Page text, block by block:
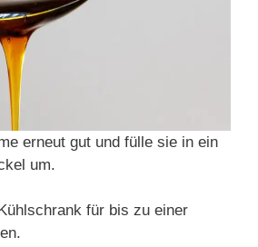
erneut gut und fülle sie in ein
um.
für bis zu einer